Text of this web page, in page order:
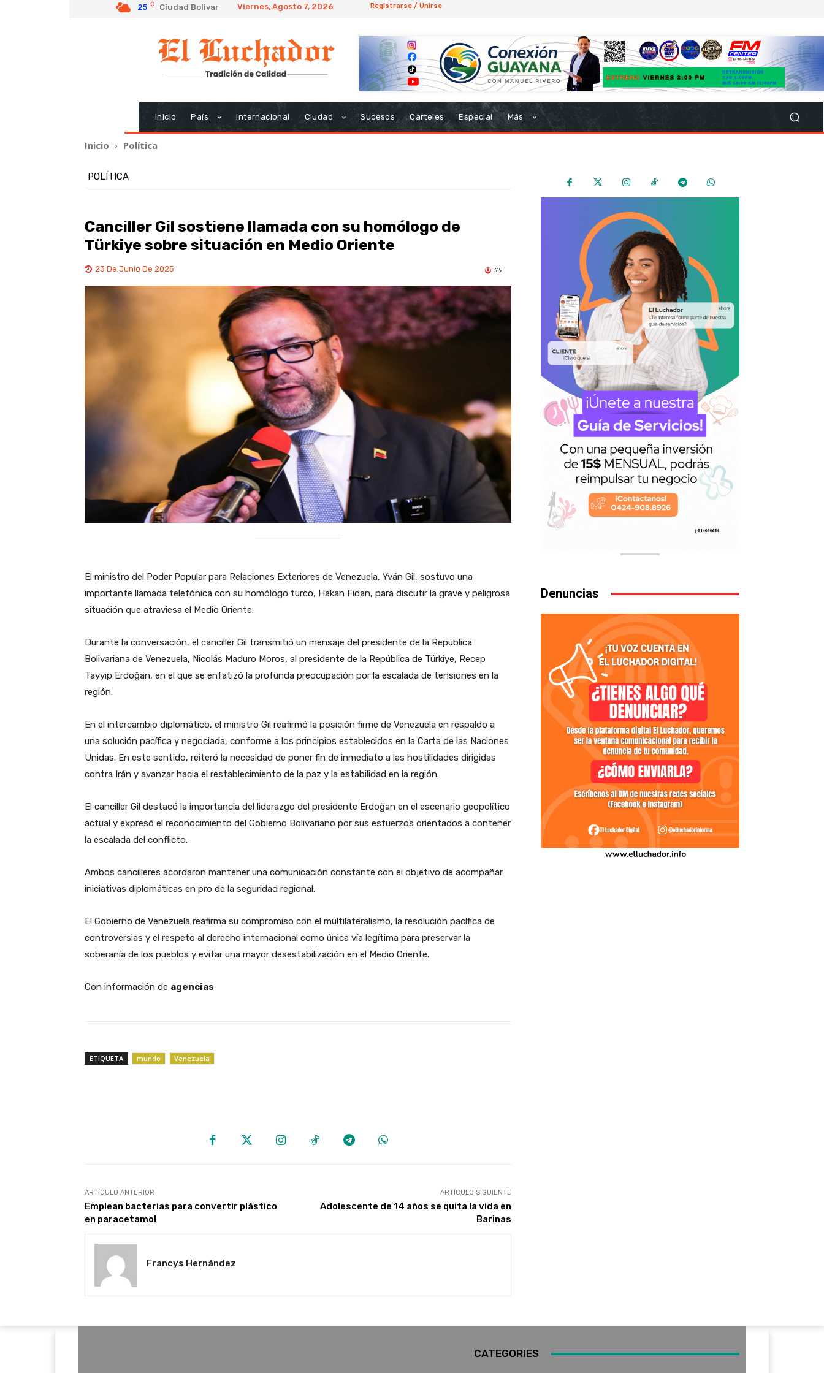
25 C Ciudad Bolivar Viernes, Agosto 7, 2026 Registrarse / Unirse
Inicio País Internacional Ciudad Sucesos Carteles Especial Más
Inicio Política
POLÍTICA
Canciller Gil sostiene llamada con su homólogo de
Türkiye sobre situación en Medio Oriente
23 De Junio De 2025 319
El ministro del Poder Popular para Relaciones Exteriores de Venezuela, Yván Gil, sostuvo una
importante llamada telefónica con su homólogo turco, Hakan Fidan, para discutir la grave y peligrosa
situación que atraviesa el Medio Oriente.
Durante la conversación, el canciller Gil transmitió un mensaje del presidente de la República
Bolivariana de Venezuela, Nicolás Maduro Moros, al presidente de la República de Türkiye, Recep
Tayyip Erdoğan, en el que se enfatizó la profunda preocupación por la escalada de tensiones en la
región.
En el intercambio diplomático, el ministro Gil reafirmó la posición firme de Venezuela en respaldo a
una solución pacífica y negociada, conforme a los principios establecidos en la Carta de las Naciones
Unidas. En este sentido, reiteró la necesidad de poner fin de inmediato a las hostilidades dirigidas
contra Irán y avanzar hacia el restablecimiento de la paz y la estabilidad en la región.
El canciller Gil destacó la importancia del liderazgo del presidente Erdoğan en el escenario geopolítico
actual y expresó el reconocimiento del Gobierno Bolivariano por sus esfuerzos orientados a contener
la escalada del conflicto.
Ambos cancilleres acordaron mantener una comunicación constante con el objetivo de acompañar
iniciativas diplomáticas en pro de la seguridad regional.
El Gobierno de Venezuela reafirma su compromiso con el multilateralismo, la resolución pacífica de
controversias y el respeto al derecho internacional como única vía legítima para preservar la
soberanía de los pueblos y evitar una mayor desestabilización en el Medio Oriente.
Con información de agencias
ETIQUETA mundo Venezuela
ARTÍCULO ANTERIOR
Emplean bacterias para convertir plástico
en paracetamol
ARTÍCULO SIGUIENTE
Adolescente de 14 años se quita la vida en
Barinas
Francys Hernández
Denuncias
CATEGORIES